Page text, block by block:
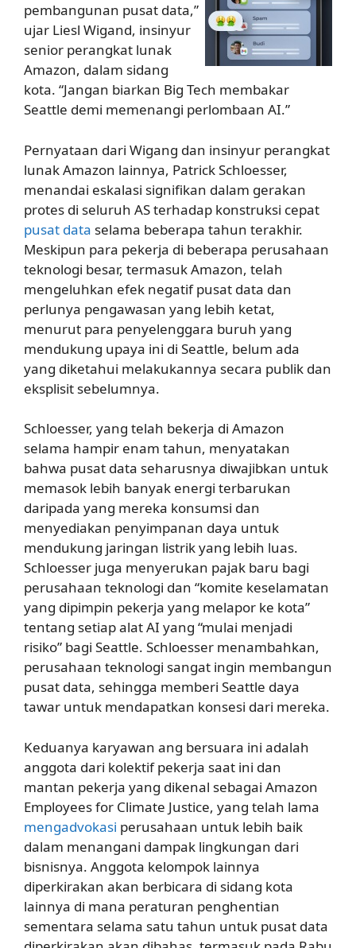
pembangunan pusat data,”
ujar Liesl Wigand, insinyur
senior perangkat lunak
Amazon, dalam sidang
kota. “Jangan biarkan Big Tech membakar
Seattle demi memenangi perlombaan AI.”
Pernyataan dari Wigang dan insinyur perangkat
lunak Amazon lainnya, Patrick Schloesser,
menandai eskalasi signifikan dalam gerakan
protes di seluruh AS terhadap konstruksi cepat
pusat data selama beberapa tahun terakhir.
Meskipun para pekerja di beberapa perusahaan
teknologi besar, termasuk Amazon, telah
mengeluhkan efek negatif pusat data dan
perlunya pengawasan yang lebih ketat,
menurut para penyelenggara buruh yang
mendukung upaya ini di Seattle, belum ada
yang diketahui melakukannya secara publik dan
eksplisit sebelumnya.
Schloesser, yang telah bekerja di Amazon
selama hampir enam tahun, menyatakan
bahwa pusat data seharusnya diwajibkan untuk
memasok lebih banyak energi terbarukan
daripada yang mereka konsumsi dan
menyediakan penyimpanan daya untuk
mendukung jaringan listrik yang lebih luas.
Schloesser juga menyerukan pajak baru bagi
perusahaan teknologi dan “komite keselamatan
yang dipimpin pekerja yang melapor ke kota”
tentang setiap alat AI yang “mulai menjadi
risiko” bagi Seattle. Schloesser menambahkan,
perusahaan teknologi sangat ingin membangun
pusat data, sehingga memberi Seattle daya
tawar untuk mendapatkan konsesi dari mereka.
Keduanya karyawan ang bersuara ini adalah
anggota dari kolektif pekerja saat ini dan
mantan pekerja yang dikenal sebagai Amazon
Employees for Climate Justice, yang telah lama
mengadvokasi perusahaan untuk lebih baik
dalam menangani dampak lingkungan dari
bisnisnya. Anggota kelompok lainnya
diperkirakan akan berbicara di sidang kota
lainnya di mana peraturan penghentian
sementara selama satu tahun untuk pusat data